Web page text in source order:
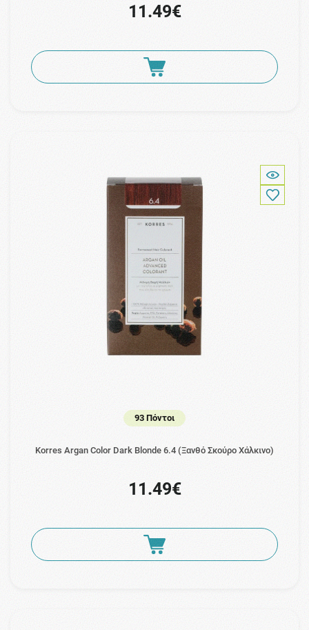
11.49€
93 Πόντοι
Korres Argan Color Dark Blonde 6.4 (Ξανθό Σκούρο Χάλκινο)
11.49€